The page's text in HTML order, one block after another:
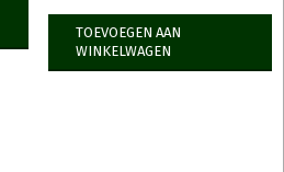
TOEVOEGEN AAN
WINKELWAGEN